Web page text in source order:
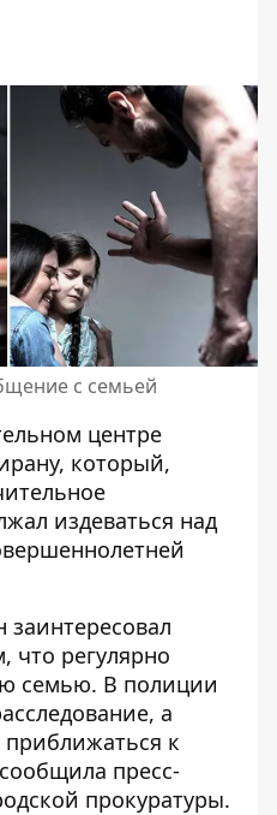
с семьей
центре
, который,
издеваться над
заинтересовал
что регулярно
семью. В полиции
а
к
пресс-
прокуратуры.